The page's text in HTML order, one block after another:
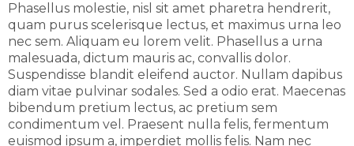
Phasellus molestie, nisl sit amet pharetra hendrerit,
quam purus scelerisque lectus, et maximus urna leo
nec sem. Aliquam eu lorem velit. Phasellus a urna
malesuada, dictum mauris ac, convallis dolor.
Suspendisse blandit eleifend auctor. Nullam dapibus
diam vitae pulvinar sodales. Sed a odio erat. Maecenas
bibendum pretium lectus, ac pretium sem
condimentum vel. Praesent nulla felis, fermentum
euismod ipsum a, imperdiet mollis felis. Nam nec